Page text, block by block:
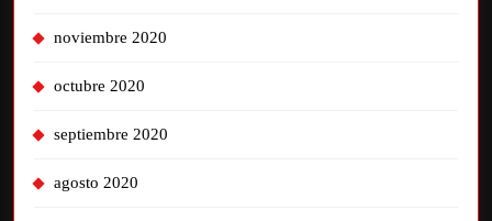
noviembre 2020
octubre 2020
septiembre 2020
agosto 2020